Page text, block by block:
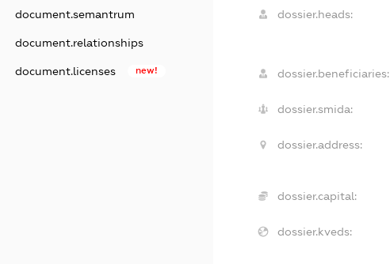
document.semantrum
document.relationships
document.licenses new!
dossier.heads:
dossier.beneficiaries:
dossier.smida:
dossier.address:
dossier.capital:
dossier.kveds: